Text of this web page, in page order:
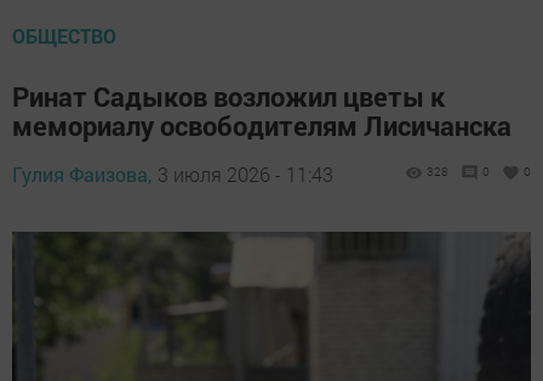
ОБЩЕСТВО
Ринат Садыков возложил цветы к
мемориалу освободителям Лисичанска
Гулия Фаизова, 3 июля 2026 - 11:43 328 0 0